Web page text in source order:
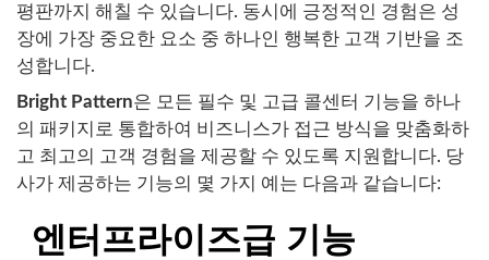
평판까지 해칠 수 있습니다. 동시에 긍정적인 경험은 성
장에 가장 중요한 요소 중 하나인 행복한 고객 기반을 조
성합니다.
Bright Pattern은 모든 필수 및 고급 콜센터 기능을 하나
의 패키지로 통합하여 비즈니스가 접근 방식을 맞춤화하
고 최고의 고객 경험을 제공할 수 있도록 지원합니다. 당
사가 제공하는 기능의 몇 가지 예는 다음과 같습니다:
엔터프라이즈급 기능